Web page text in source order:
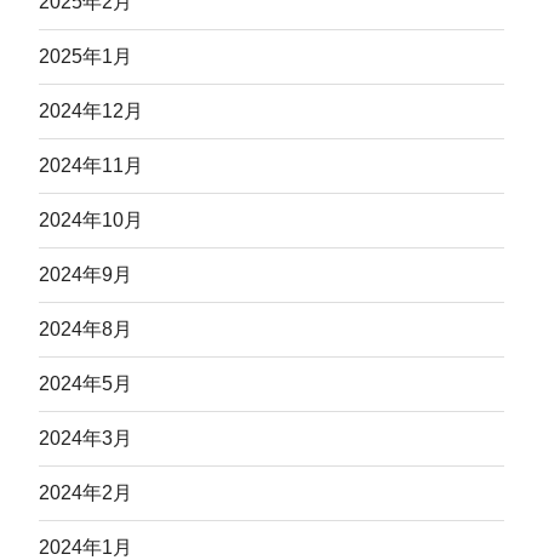
2025年1月
2024年12月
2024年11月
2024年10月
2024年9月
2024年8月
2024年5月
2024年3月
2024年2月
2024年1月